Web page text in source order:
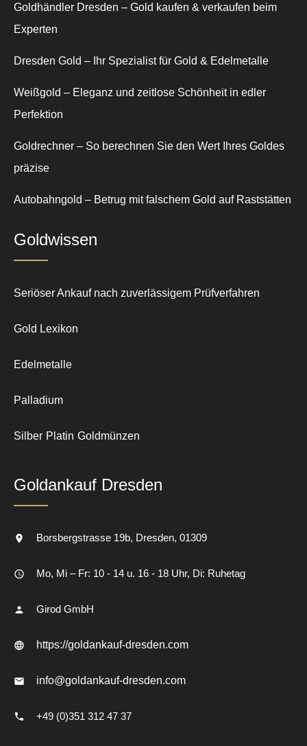
Goldhändler Dresden – Gold kaufen & verkaufen beim
Experten
Dresden Gold – Ihr Spezialist für Gold & Edelmetalle
Weißgold – Eleganz und zeitlose Schönheit in edler
Perfektion
Goldrechner – So berechnen Sie den Wert Ihres Goldes
präzise
Autobahngold – Betrug mit falschem Gold auf Raststätten
Goldwissen
Seriöser Ankauf nach zuverlässigem Prüfverfahren
Gold Lexikon
Edelmetalle
Palladium
Silber Platin Goldmünzen
Goldankauf Dresden
Borsbergstrasse 19b Dresden 01309
Mo, Mi – Fr: 10 - 14 u. 16 - 18 Uhr, Di: Ruhetag
Girod GmbH
https://goldankauf-dresden.com
info@goldankauf-dresden.com
+49 (0)351 312 47 37